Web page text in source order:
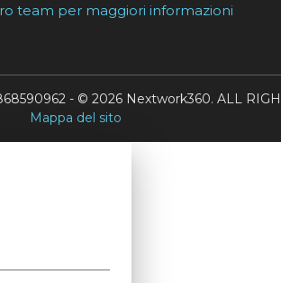
team per maggiori informazioni
- © 2026 Nextwork360. ALL
Mappa del sito